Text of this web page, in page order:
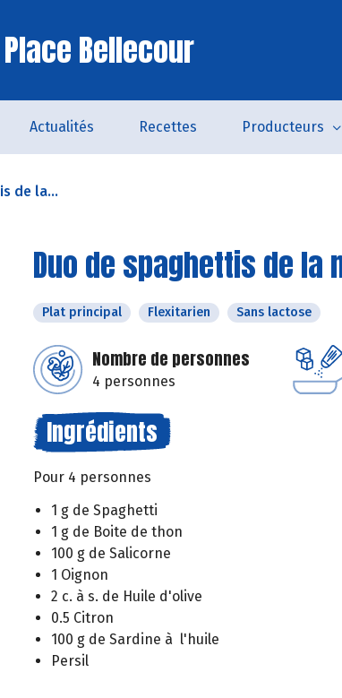
Bellecour
Actualités Recettes Producteurs
de la...
Duo de spaghettis de la
Plat principal Flexitarien Sans lactose
Nombre de personnes
4 personnes
Ingrédients
Pour 4 personnes
1 g de Spaghetti
1 g de Boite de thon
100 g de Salicorne
1 Oignon
2 c. à s. de Huile d'olive
0.5 Citron
100 g de Sardine à l'huile
Persil